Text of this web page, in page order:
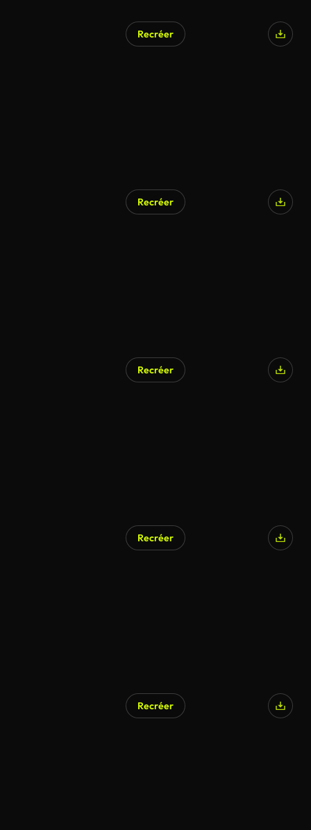
Recréer
Recréer
Recréer
Recréer
Recréer